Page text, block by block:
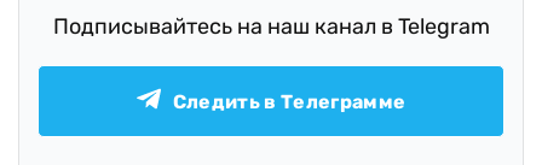
Подписывайтесь на наш канал в Telegram
Следить в Телеграмме